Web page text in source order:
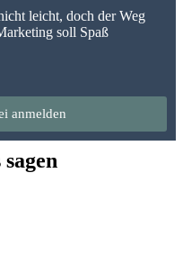
leicht, doch der Weg
soll Spaß
anmelden